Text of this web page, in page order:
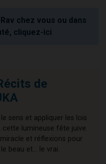
chez vous ou dans
cliquez-ici
de
sens et appliquer les lois
cette lumineuse fête juive.
et réflexions pour
beau et... le vrai.